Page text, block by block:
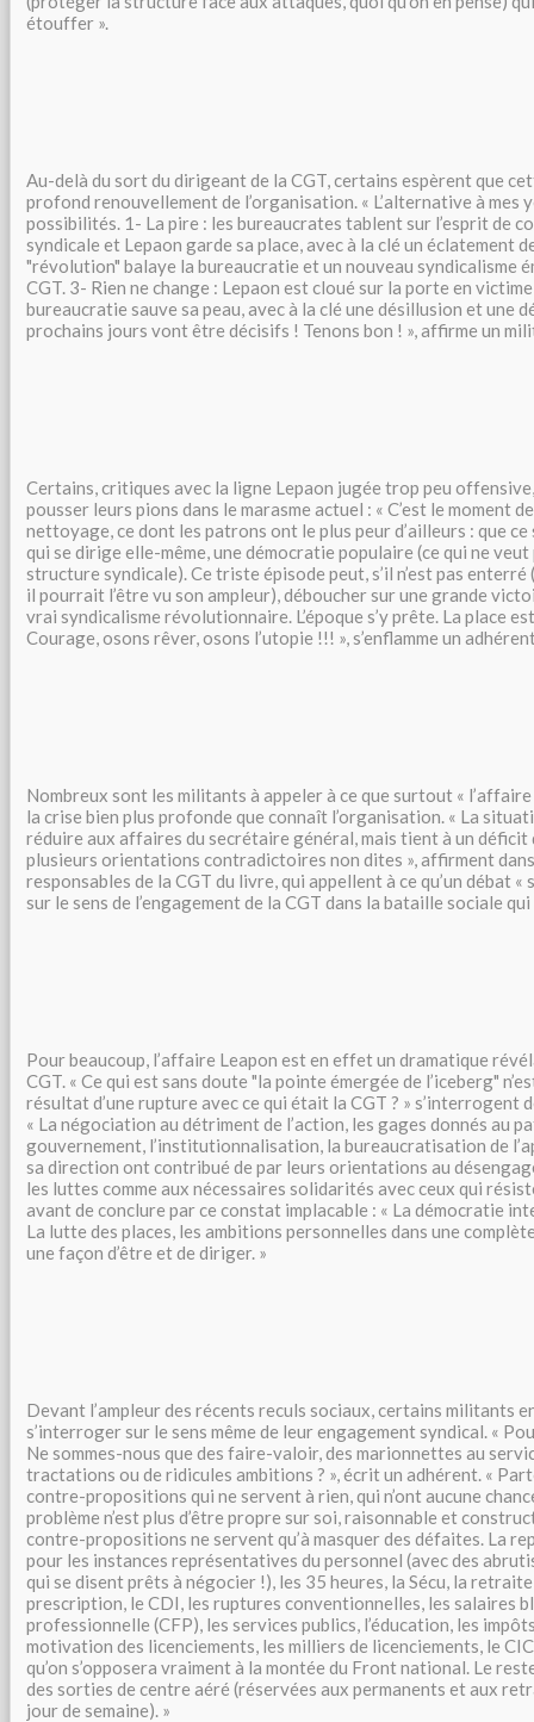
étouffer ».
Au-delà du sort du dirigeant de la CGT, certains espèrent que
profond renouvellement de l’organisation. « L’alternative à mes
possibilités. 1- La pire : les bureaucrates tablent sur l’esprit de
syndicale et Lepaon garde sa place, avec à la clé un éclatement
"révolution" balaye la bureaucratie et un nouveau syndicalisme
CGT. 3- Rien ne change : Lepaon est cloué sur la porte en
bureaucratie sauve sa peau, avec à la clé une désillusion et une
prochains jours vont être décisifs ! Tenons bon ! », affirme un
Certains, critiques avec la ligne Lepaon jugée trop peu
pousser leurs pions dans le marasme actuel : « C’est le moment
nettoyage, ce dont les patrons ont le plus peur d’ailleurs : que ce
qui se dirige elle-même, une démocratie populaire (ce qui ne veut
structure syndicale). Ce triste épisode peut, s’il n’est pas
il pourrait l’être vu son ampleur), déboucher sur une grande
vrai syndicalisme révolutionnaire. L’époque s’y prête. La place
Courage, osons rêver, osons l’utopie !!! », s’enflamme un
Nombreux sont les militants à appeler à ce que surtout « l’affaire
la crise bien plus profonde que connaît l’organisation. « La
réduire aux affaires du secrétaire général, mais tient à un déficit
plusieurs orientations contradictoires non dites », affirment
responsables de la CGT du livre, qui appellent à ce qu’un débat «
sur le sens de l’engagement de la CGT dans la bataille sociale
Pour beaucoup, l’affaire Leapon est en effet un dramatique
CGT. « Ce qui est sans doute "la pointe émergée de l’iceberg"
résultat d’une rupture avec ce qui était la CGT ? » s’interrogent
« La négociation au détriment de l’action, les gages donnés au
gouvernement, l’institutionnalisation, la bureaucratisation de
sa direction ont contribué de par leurs orientations au
les luttes comme aux nécessaires solidarités avec ceux qui
avant de conclure par ce constat implacable : « La démocratie
La lutte des places, les ambitions personnelles dans une
une façon d’être et de diriger. »
Devant l’ampleur des récents reculs sociaux, certains militants
s’interroger sur le sens même de leur engagement syndical. «
Ne sommes-nous que des faire-valoir, des marionnettes au
tractations ou de ridicules ambitions ? », écrit un adhérent. «
contre-propositions qui ne servent à rien, qui n’ont aucune
problème n’est plus d’être propre sur soi, raisonnable et
contre-propositions ne servent qu’à masquer des défaites. La
pour les instances représentatives du personnel (avec des
qui se disent prêts à négocier !), les 35 heures, la Sécu, la
prescription, le CDI, les ruptures conventionnelles, les salaires
professionnelle (CFP), les services publics, l’éducation, les
motivation des licenciements, les milliers de licenciements, le
qu’on s’opposera vraiment à la montée du Front national. Le
des sorties de centre aéré (réservées aux permanents et aux
jour de semaine). »